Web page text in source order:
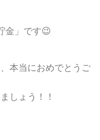
金」です😉
本当におめでとうご
しょう！！